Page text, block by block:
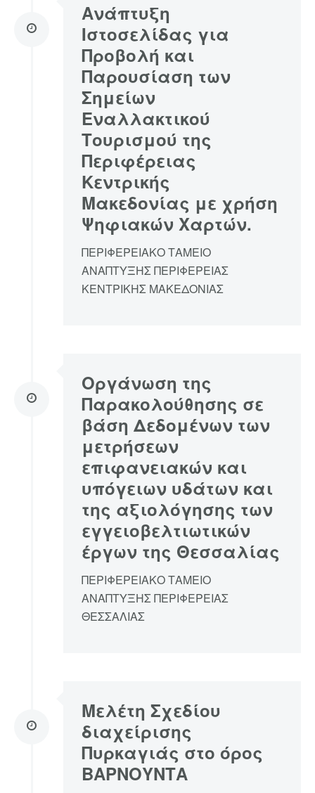
Ανάπτυξη
Ιστοσελίδας για
Προβολή και
Παρουσίαση των
Σημείων
Εναλλακτικού
Τουρισμού της
Περιφέρειας
Κεντρικής
Μακεδονίας με χρήση
Ψηφιακών Χαρτών.
ΠΕΡΙΦΕΡΕΙΑΚΟ ΤΑΜΕΙΟ
ΑΝΑΠΤΥΞΗΣ ΠΕΡΙΦΕΡΕΙΑΣ
ΚΕΝΤΡΙΚΗΣ ΜΑΚΕΔΟΝΙΑΣ
Οργάνωση της
Παρακολούθησης σε
βάση Δεδομένων των
μετρήσεων
επιφανειακών και
υπόγειων υδάτων και
της αξιολόγησης των
εγγειοβελτιωτικών
έργων της Θεσσαλίας
ΠΕΡΙΦΕΡΕΙΑΚΟ ΤΑΜΕΙΟ
ΑΝΑΠΤΥΞΗΣ ΠΕΡΙΦΕΡΕΙΑΣ
ΘΕΣΣΑΛΙΑΣ
Μελέτη Σχεδίου
διαχείρισης
Πυρκαγιάς στο όρος
ΒΑΡΝΟΥΝΤΑ